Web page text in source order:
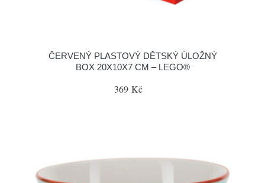
ČERVENÝ PLASTOVÝ DĚTSKÝ ÚLOŽNÝ
BOX 20X10X7 CM – LEGO®
369 Kč